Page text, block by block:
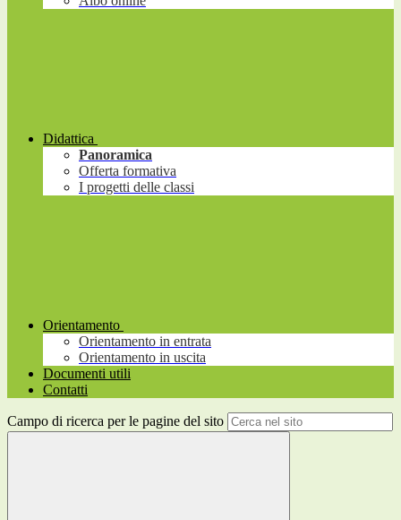
Didattica
Panoramica
Offerta formativa
I progetti delle classi
Orientamento
Orientamento in entrata
Orientamento in uscita
Documenti utili
Contatti
Campo di ricerca per le pagine del sito